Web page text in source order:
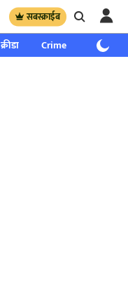
सबस्क्राईब
क्रीडा Crime साप्ताहिक